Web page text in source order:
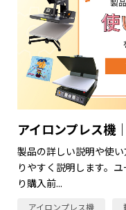
アイロンプレス機
製品の詳しい説明や使
りやすく説明します。
り購入前...
アイロンプレス機